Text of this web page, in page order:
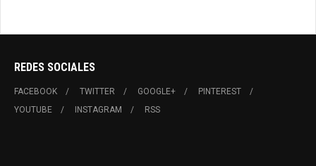
REDES SOCIALES
FACEBOOK TWITTER GOOGLE+
PINTEREST
YOUTUBE
INSTAGRAM RSS